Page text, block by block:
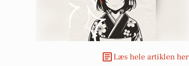
Læs hele artiklen her